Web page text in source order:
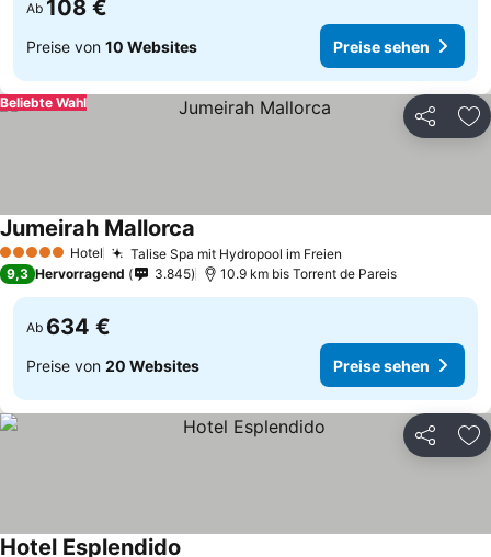
Ab 108 €
Preise von 10 Websites Preise sehen
Teilen
Beliebte Wahl
5 Sterne Hotel Talise Spa mit Hydropool im Freien
Jumeirah Mallorca
9,3 Hervorragend 3.845 10.9 km bis Torrent de Pareis
Ab 634 €
Preise von 20 Websites Preise sehen
Teilen
Hotel Esplendido